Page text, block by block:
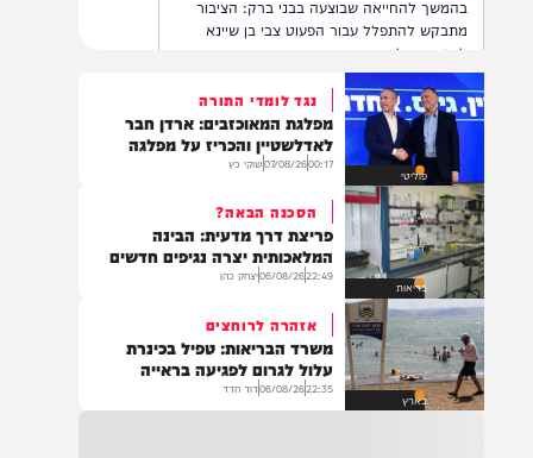
22:32
בהמשך להחייאה שבוצעה בבני ברק: הציבור
לרפואה שלמה
21:32
בין הזמנים: שלושה בחורי ישיבות חולצו
מהכינרת לאחר שנסחפו לעומק האגם, בחוף
בלתי מוכרז כשהם על גבי אביזר ציפה.
21:31
בני ברק: חובשים ופראמדיקים של ארגון הצלה
מבצעים פעולות החייאה על תינוק כבן שנה וחצי
לאחר שנחנק משקית.
פוליטי
נגד לומדי התורה
מפלגת המאוכזבים: ארדן חבר
לאדלשטיין והכריז על מפלגה
00:17
07/08/26שוקי כץ
בריאות
הסכנה הבאה?
פריצת דרך מדעית: הבינה
המלאכותית יצרה נגיפים חדשים
22:49
06/08/26יצחק כהן
אזהרה לרוחצים
משרד הבריאות: טפיל בכינרת